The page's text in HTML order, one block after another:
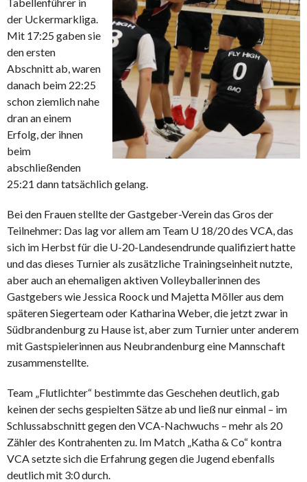
der Uckermarkliga.
Mit 17:25 gaben sie
den ersten
Abschnitt ab, waren
danach beim 22:25
schon ziemlich nahe
dran an einem
Erfolg, der ihnen
beim
abschließenden
25:21 dann tatsächlich gelang.
Bei den Frauen stellte der Gastgeber-Verein das Gros der
Teilnehmer: Das lag vor allem am Team U 18/20 des VCA, das
sich im Herbst für die U-20-Landesendrunde qualifiziert hatte
und das dieses Turnier als zusätzliche Trainingseinheit nutzte,
aber auch an ehemaligen aktiven Volleyballerinnen des
Gastgebers wie Jessica Roock und Majetta Möller aus dem
späteren Siegerteam oder Katharina Weber, die jetzt zwar in
Südbrandenburg zu Hause ist, aber zum Turnier unter anderem
mit Gastspielerinnen aus Neubrandenburg eine Mannschaft
zusammenstellte.
Team „Flutlichter“ bestimmte das Geschehen deutlich, gab
keinen der sechs gespielten Sätze ab und ließ nur einmal – im
Schlussabschnitt gegen den VCA-Nachwuchs – mehr als 20
Zähler des Kontrahenten zu. Im Match „Katha & Co“ kontra
VCA setzte sich die Erfahrung gegen die Jugend ebenfalls
deutlich mit 3:0 durch.